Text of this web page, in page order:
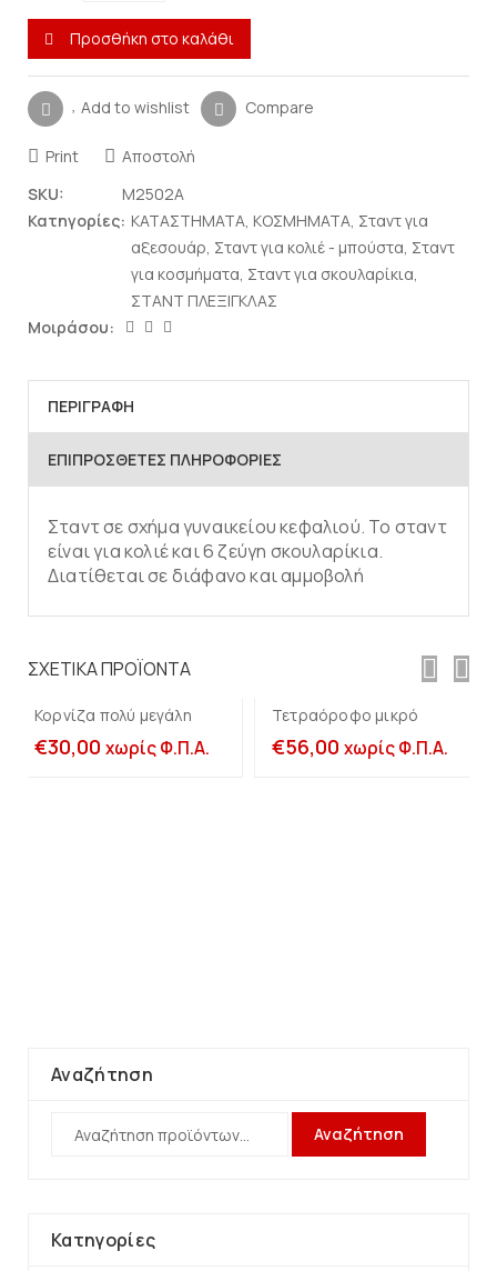
Προσθήκη στο καλάθι
Add to wishlist Compare
Print
Αποστολή
SKU:
M2502A
Κατηγορίες: ΚΑΤΑΣΤΗΜΑΤΑ, ΚΟΣΜΗΜΑΤΑ, Σταντ για
αξεσουάρ, Σταντ για κολιέ - μπούστα, Σταντ
για κοσμήματα, Σταντ για σκουλαρίκια,
ΣΤΑΝΤ ΠΛΕΞΙΓΚΛΑΣ
Μοιράσου:
ΠΕΡΙΓΡΑΦΉ
ΕΠΙΠΡΌΣΘΕΤΕΣ ΠΛΗΡΟΦΟΡΊΕΣ
Σταντ σε σχήμα γυναικείου κεφαλιού. Το σταντ
είναι για κολιέ και 6 ζεύγη σκουλαρίκια.
Διατίθεται σε διάφανο και αμμοβολή
ΣΧΕΤΙΚΆ ΠΡΟΪΌΝΤΑ
καλάθι
Κορνίζα πολύ μεγάλη
€30,00 χωρίς Φ.Π.Α.
Τετραόροφο μικρό
€56,00 χωρίς Φ.Π.Α.
Αναζήτηση
Αναζήτηση
Κατηγορίες